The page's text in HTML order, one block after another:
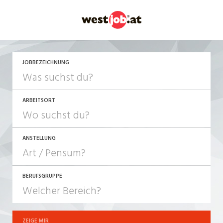
JOBBEZEICHNUNG
ARBEITSORT
ANSTELLUNG
JOB-TYP
Festanstellung
BERUFSGRUPPE
ZEIGE MIR